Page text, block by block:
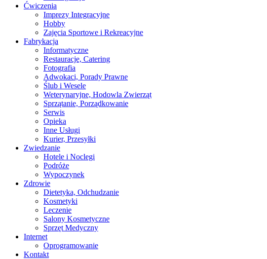
Ćwiczenia
Imprezy Integracyjne
Hobby
Zajęcia Sportowe i Rekreacyjne
Fabrykacja
Informatyczne
Restauracje, Catering
Fotografia
Adwokaci, Porady Prawne
Ślub i Wesele
Weterynaryjne, Hodowla Zwierząt
Sprzątanie, Porządkowanie
Serwis
Opieka
Inne Usługi
Kurier, Przesyłki
Zwiedzanie
Hotele i Noclegi
Podróże
Wypoczynek
Zdrowie
Dietetyka, Odchudzanie
Kosmetyki
Leczenie
Salony Kosmetyczne
Sprzęt Medyczny
Internet
Oprogramowanie
Kontakt